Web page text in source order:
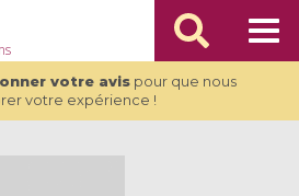
votre avispour que nous
votre expérience !